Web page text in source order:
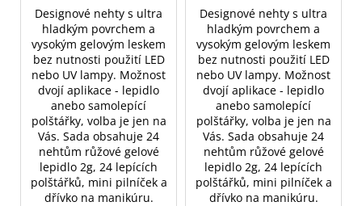
Designové nehty s ultra
hladkým povrchem a
vysokým gelovým leskem
bez nutnosti použití LED
nebo UV lampy. Možnost
dvojí aplikace - lepidlo
anebo samolepící
polštářky, volba je jen na
Vás. Sada obsahuje 24
nehtům růžové gelové
lepidlo 2g, 24 lepících
polštářků, mini pilníček a
dřívko na manikúru.
Designové nehty s ultra
hladkým povrchem a
vysokým gelovým leskem
bez nutnosti použití LED
nebo UV lampy. Možnost
dvojí aplikace - lepidlo
anebo samolepící
polštářky, volba je jen na
Vás. Sada obsahuje 24
nehtům růžové gelové
lepidlo 2g, 24 lepících
polštářků, mini pilníček a
dřívko na manikúru.